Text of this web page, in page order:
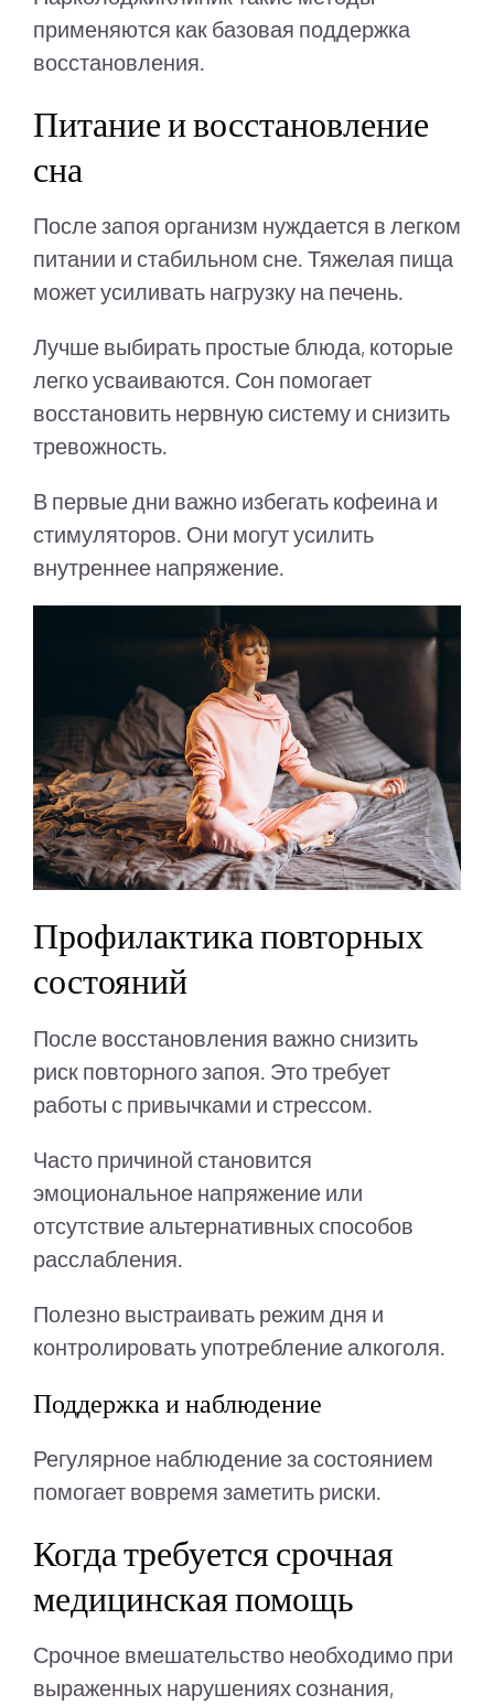
применяются как базовая поддержка
восстановления.
Питание и восстановление
сна
После запоя организм нуждается в легком
питании и стабильном сне. Тяжелая пища
может усиливать нагрузку на печень.
Лучше выбирать простые блюда, которые
легко усваиваются. Сон помогает
восстановить нервную систему и снизить
тревожность.
В первые дни важно избегать кофеина и
стимуляторов. Они могут усилить
внутреннее напряжение.
Профилактика повторных
состояний
После восстановления важно снизить
риск повторного запоя. Это требует
работы с привычками и стрессом.
Часто причиной становится
эмоциональное напряжение или
отсутствие альтернативных способов
расслабления.
Полезно выстраивать режим дня и
контролировать употребление алкоголя.
Поддержка и наблюдение
Регулярное наблюдение за состоянием
помогает вовремя заметить риски.
Когда требуется срочная
медицинская помощь
Срочное вмешательство необходимо при
выраженных нарушениях сознания,